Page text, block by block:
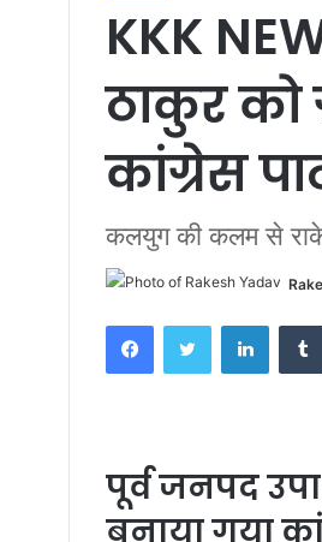
KKK
ठाकुर को
कांग्रेस
कलयुग की कलम से
पूर्व जनपद
बनाया गया